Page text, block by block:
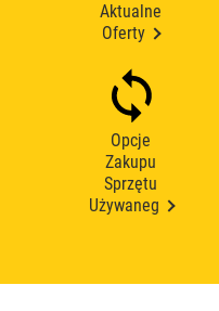
Aktualne
Oferty
Opcje
Zakupu
Sprzętu
Używaneg